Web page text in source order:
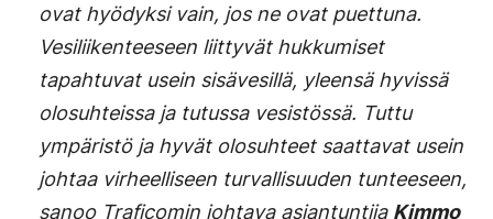
ovat hyödyksi vain, jos ne ovat puettuna.
Vesiliikenteeseen liittyvät hukkumiset
tapahtuvat usein sisävesillä, yleensä hyvissä
olosuhteissa ja tutussa vesistössä. Tuttu
ympäristö ja hyvät olosuhteet saattavat usein
johtaa virheelliseen turvallisuuden tunteeseen,
sanoo Traficomin johtava asiantuntija Kimmo